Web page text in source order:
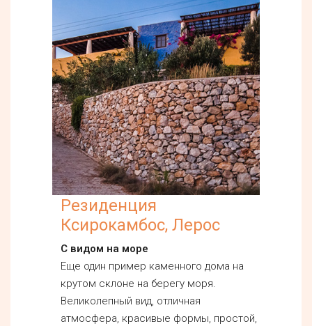
Резиденция
Ксирокамбос, Лерос
С видом на море
Еще один пример каменного дома на
крутом склоне на берегу моря.
Великолепный вид, отличная
атмосфера, красивые формы, простой,